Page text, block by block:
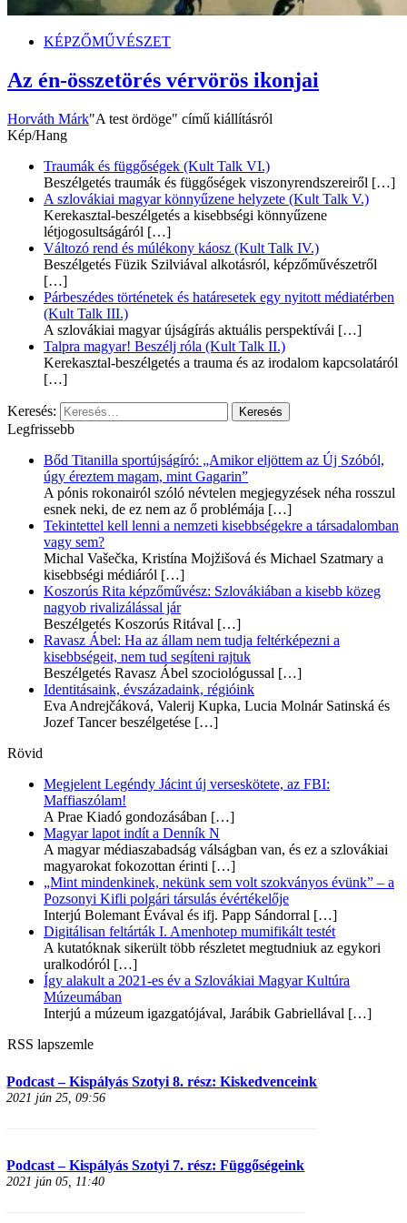
KÉPZŐMŰVÉSZET
Az én-összetörés vérvörös ikonjai
Horváth Márk"A test ördöge" című kiállításról
Kép/Hang
Traumák és függőségek (Kult Talk VI.)
Beszélgetés traumák és függőségek viszonyrendszereiről […]
A szlovákiai magyar könnyűzene helyzete (Kult Talk V.)
Kerekasztal-beszélgetés a kisebbségi könnyűzene
létjogosultságáról […]
Változó rend és múlékony káosz (Kult Talk IV.)
Beszélgetés Füzik Szilviával alkotásról, képzőművészetről
[…]
Párbeszédes történetek és határesetek egy nyitott médiatérben
(Kult Talk III.)
A szlovákiai magyar újságírás aktuális perspektívái […]
Talpra magyar! Beszélj róla (Kult Talk II.)
Kerekasztal-beszélgetés a trauma és az irodalom kapcsolatáról
[…]
Keresés:
Legfrissebb
Bőd Titanilla sportújságíró: „Amikor eljöttem az Új Szóból,
úgy éreztem magam, mint Gagarin”
A pónis rokonairól szóló névtelen megjegyzések néha rosszul
esnek neki, de ez nem az ő problémája […]
Tekintettel kell lenni a nemzeti kisebbségekre a társadalomban
vagy sem?
Michal Vašečka, Kristína Mojžišová és Michael Szatmary a
kisebbségi médiáról […]
Koszorús Rita képzőművész: Szlovákiában a kisebb közeg
nagyob rivalizálással jár
Beszélgetés Koszorús Ritával […]
Ravasz Ábel: Ha az állam nem tudja feltérképezni a
kisebbségeit, nem tud segíteni rajtuk
Beszélgetés Ravasz Ábel szociológussal […]
Identitásaink, évszázadaink, régióink
Eva Andrejčáková, Valerij Kupka, Lucia Molnár Satinská és
Jozef Tancer beszélgetése […]
Rövid
Megjelent Legéndy Jácint új verseskötete, az FBI:
Maffiaszólam!
A Prae Kiadó gondozásában […]
Magyar lapot indít a Denník N
A magyar médiaszabadság válságban van, és ez a szlovákiai
magyarokat fokozottan érinti […]
„Mint mindenkinek, nekünk sem volt szokványos évünk” – a
Pozsonyi Kifli polgári társulás évértékelője
Interjú Bolemant Évával és ifj. Papp Sándorral […]
Digitálisan feltárták I. Amenhotep mumifikált testét
A kutatóknak sikerült több részletet megtudniuk az egykori
uralkodóról […]
Így alakult a 2021-es év a Szlovákiai Magyar Kultúra
Múzeumában
Interjú a múzeum igazgatójával, Jarábik Gabriellával […]
RSS lapszemle
Podcast – Kispályás Szotyi 8. rész: Kiskedvenceink
2021 jún 25, 09:56
Podcast – Kispályás Szotyi 7. rész: Függőségeink
2021 jún 05, 11:40